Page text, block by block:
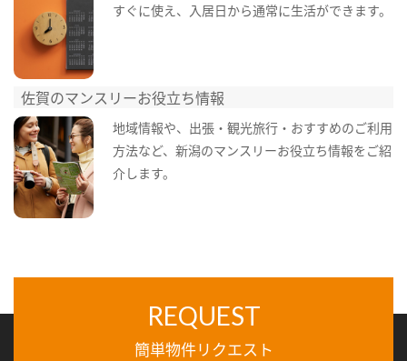
すぐに使え、入居日から通常に生活ができます。
佐賀のマンスリーお役立ち情報
地域情報や、出張・観光旅行・おすすめのご利用
方法など、新潟のマンスリーお役立ち情報をご紹
介します。
REQUEST
簡単物件リクエスト